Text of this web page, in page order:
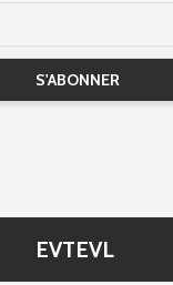
EVTEVL